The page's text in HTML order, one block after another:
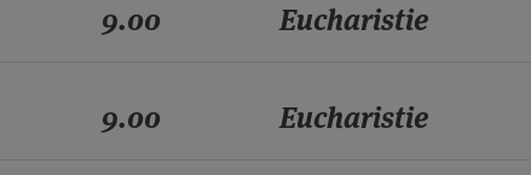
9.00 Eucharistie
9.00 Eucharistie